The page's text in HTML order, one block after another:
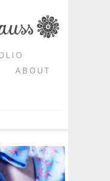
ABOUT